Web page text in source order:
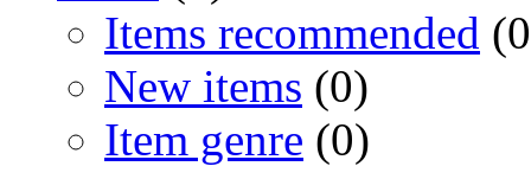
Items recommended
New items (0)
Item genre (0)